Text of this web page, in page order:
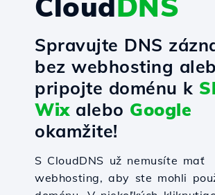
Spravujte DNS
bez webhosting
pripojte doménu k
Wixalebo Google
okamžite!
S CloudDNS už nemusíte mať
webhosting, aby ste mohli